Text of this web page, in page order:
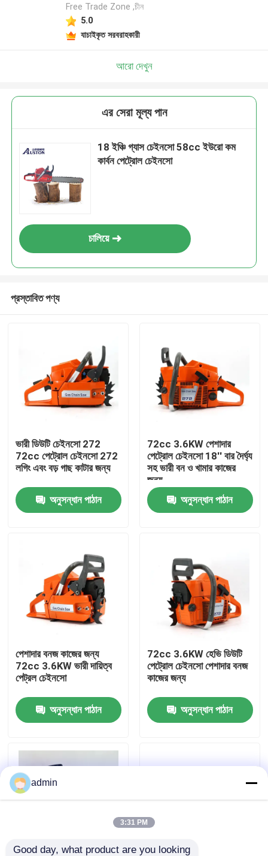
বাড়ি
আমাদের সম্বন্ধে
কারখানার প্রদর্শন
আমাদের সাথে যোগাযোগ
পেট্রল চেইনসো
বৈদ্যুতিক চেইনসো
Free Trade Zone ,চীন
5.0
যাচাইকৃত সরবরাহকারী
আরো দেখুন
এর সেরা মূল্য পান
18 ইঞ্চি গ্যাস চেইনসো 58cc ইউরো কম
কার্বন পেট্রোল চেইনসো
চালিয়ে
প্রস্তাবিত পণ্য
ভারী ডিউটি চেইনসো 272
72cc পেট্রোল চেইনসো 272
লগিং এবং বড় গাছ কাটার জন্য
অনুসন্ধান পাঠান
72cc 3.6KW পেশাদার
পেট্রোল চেইনসো 18'' বার দৈর্ঘ্য
সহ ভারী বন ও খামার কাজের
জন্য
অনুসন্ধান পাঠান
পেশাদার বনজ কাজের জন্য
72cc 3.6KW ভারী দায়িত্ব
পেট্রল চেইনসো
অনুসন্ধান পাঠান
72cc 3.6KW হেভি ডিউটি ​​
পেট্রোল চেইনসো পেশাদার বনজ
কাজের জন্য
অনুসন্ধান পাঠান
admin
3:31 PM
Good day, what product are you looking